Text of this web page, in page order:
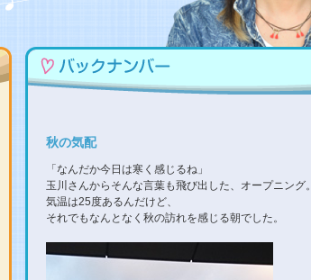
秋の気配
「なんだか今日は寒く感じるね」
玉川さんからそんな言葉も飛び出した、オープニング。
気温は25度あるんだけど、
それでもなんとなく秋の訪れを感じる朝でした。